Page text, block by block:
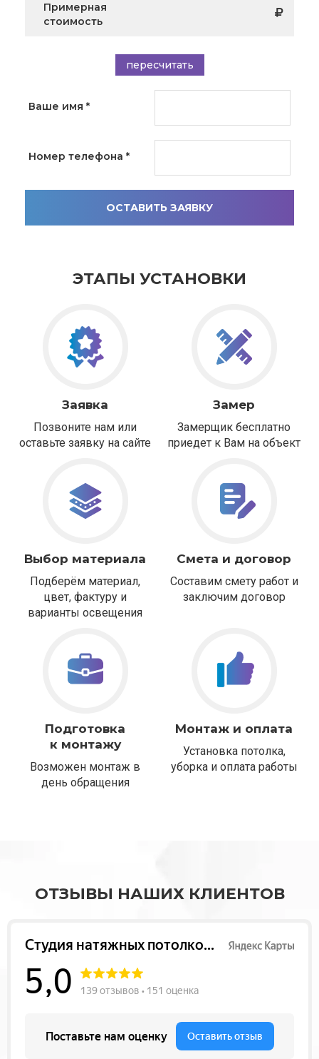
Примерная
стоимость
пересчитать
Ваше имя *
Номер телефона *
ОСТАВИТЬ ЗАЯВКУ
ЭТАПЫ УСТАНОВКИ
Заявка
Позвоните нам или
оставьте заявку на сайте
Замер
Замерщик бесплатно
приедет к Вам на объект
Выбор материала
Подберём материал,
цвет, фактуру и
варианты освещения
Смета и договор
Составим смету работ и
заключим договор
Подготовка
к монтажу
Возможен монтаж в
день обращения
Монтаж и оплата
Установка потолка,
уборка и оплата работы
ОТЗЫВЫ НАШИХ КЛИЕНТОВ